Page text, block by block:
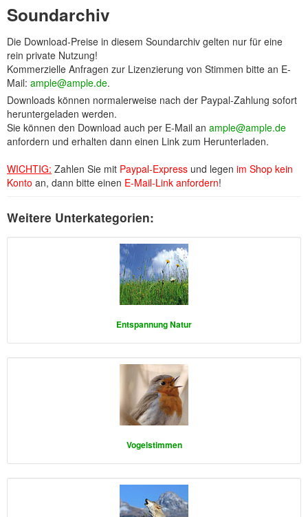
FRANKREICH(19)
SCHWEIZ(16)
Buckelwiesen und Karwendelgebirge(22)
Serie ENTSPANNUNG NATUR(22)
CDs
CD-ROM-MP3/DVD-ROM-MP3(12)
DVD-Videos(8)
Engl./Franz. Produkte(33)
Soundarchiv
Die Download-Preise in diesem Soundarchiv gelten nur für eine
rein private Nutzung!
Kommerzielle Anfragen zur Lizenzierung von Stimmen bitte an E-
Mail: ample@ample.de.
Downloads können normalerweise nach der Paypal-Zahlung sofort
heruntergeladen werden.
Sie können den Download auch per E-Mail an ample@ample.de
anfordern und erhalten dann einen Link zum Herunterladen.
WICHTIG: Zahlen Sie mit Paypal-Express und legen im Shop kein
Konto an, dann bitte einen E-Mail-Link anfordern!
Weitere Unterkategorien:
Entspannung Natur
Vogelstimmen